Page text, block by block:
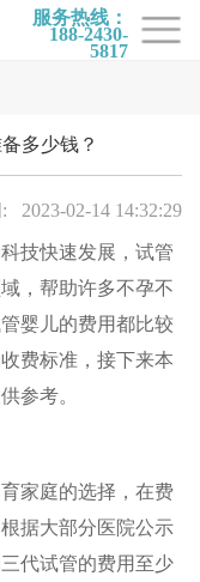
服务热线：
188-2430-
5817
多少钱？
2023-02-14 14:32:29
技快速发展，试管
，帮助许多不孕不
婴儿的费用都比较
费标准，接下来本
参考。
家庭的选择，在费
据大部分医院公示
代试管的费用至少